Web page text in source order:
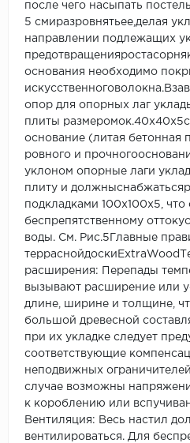
после чего насыпать
5 смиразровнятьее,делая
направлении подлежащих
основания необходимо
опор для опорных лаг
плиты
основание (литая бетонная
ровного и
уклоном опорные лаги
плиту и
подкладками 100х100х5, что
беспрепятственному
воды. См. Рис.5Главные
расширения: Перепады
вызывают расширение или
длине, ширине и толщине,
большой древесной
при их укладке следует
соответствующие
неподвижных
случае возможны
к короблению или
Вентиляция: Весь настил
вентилироваться. Для